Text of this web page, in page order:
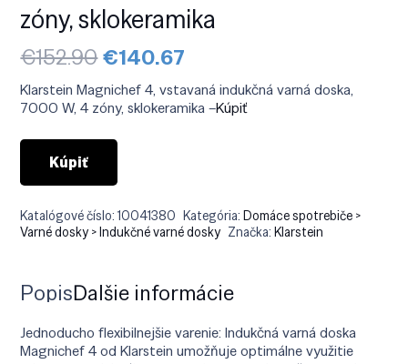
zóny, sklokeramika
€152.90Pôvodná
cena
bola:
€152.90.
€140.67
je:
€140.67.
Klarstein Magnichef 4, vstavaná indukčná varná doska,
7000 W, 4 zóny, sklokeramika –Kúpiť
Kúpiť
Katalógové číslo:10041380 Kategória:Domáce spotrebiče >
Varné dosky > Indukčné varné dosky Značka:Klarstein
PopisĎalšie informácie
Jednoducho flexibilnejšie varenie: Indukčná varná doska
Magnichef 4 od Klarstein umožňuje optimálne využitie